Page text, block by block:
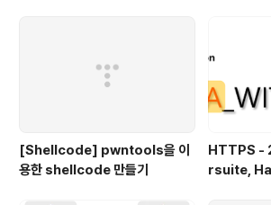
[Shellcode] pwntools을 이
용한 shellcode 만들기
HTTPS -
rsuite,